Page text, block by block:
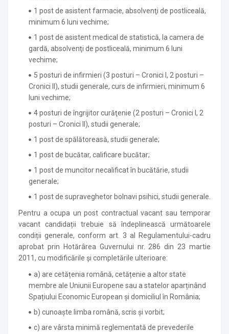
1 post de asistent farmacie, absolvenţi de postliceală,
minimum 6 luni vechime;
1 post de asistent medical de statistică, la camera de
gardă, absolvenţi de postliceală, minimum 6 luni
vechime;
5 posturi de infirmieri (3 posturi – Cronici I, 2 posturi –
Cronici II), studii generale, curs de infirmieri, minimum 6
luni vechime;
4 posturi de îngrijitor curăţenie (2 posturi – Cronici I, 2
posturi – Cronici II), studii generale;
1 post de spălătoreasă, studii generale;
1 post de bucătar, calificare bucătar;
1 post de muncitor necalificat în bucătărie, studii
generale;
1 post de supraveghetor bolnavi psihici, studii generale.
Pentru a ocupa un post contractual vacant sau temporar
vacant candidații trebuie să îndeplinească următoarele
condiții generale, conform art. 3 al Regulamentului-cadru
aprobat prin Hotărârea Guvernului nr. 286 din 23 martie
2011, cu modificările și completările ulterioare:
a) are cetățenia română, cetățenie a altor state
membre ale Uniunii Europene sau a statelor aparținând
Spațiului Economic European și domiciliul în România;
b) cunoaște limba română, scris și vorbit;
c) are vârsta minimă reglementată de prevederile